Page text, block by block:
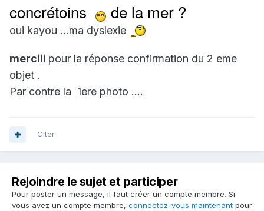
concrétoins de la mer ?
oui kayou ...ma dyslexie
merciii pour la réponse confirmation du 2 eme
objet .
Par contre la 1ere photo ....
Citer
Rejoindre le sujet et participer
Pour poster un message, il faut créer un compte membre. Si
vous avez un compte membre, connectez-vous maintenant pour